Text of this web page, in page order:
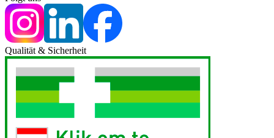
Qualität & Sicherheit